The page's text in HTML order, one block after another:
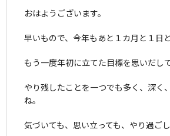
おはようございます。
早いもので、今年もあと１カ月と１日
もう一度年初に立てた目標を思いだして
やり残したことを一つでも多く、深く
ね。
気づいても、思い立っても、やり過ごし